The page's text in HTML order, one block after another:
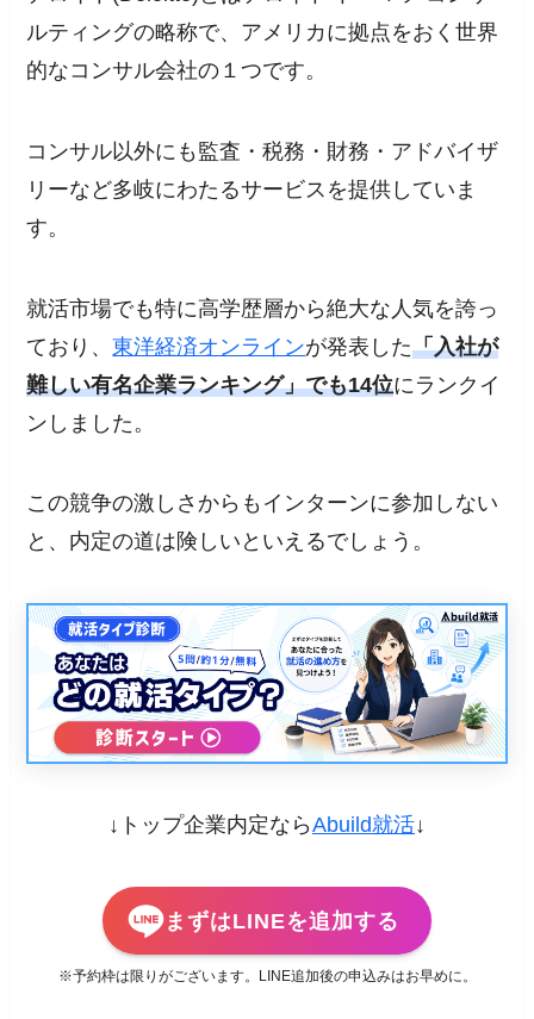
ルティングの略称で、アメリカに拠点をおく世界
的なコンサル会社の１つです。
コンサル以外にも監査・税務・財務・アドバイザ
リーなど多岐にわたるサービスを提供していま
す。
就活市場でも特に高学歴層から絶大な人気を誇っ
ており、東洋経済オンラインが発表した「入社が
難しい有名企業ランキング」でも14位にランクイ
ンしました。
この競争の激しさからもインターンに参加しない
と、内定の道は険しいといえるでしょう。
↓トップ企業内定ならAbuild就活↓
まずはLINEを追加する
※予約枠は限りがございます。LINE追加後の申込みはお早めに。